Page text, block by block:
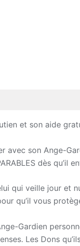
et son aide
son Ange-
dès qu’il
qui veille jour
qu’il vous
Gardien
Les Dons